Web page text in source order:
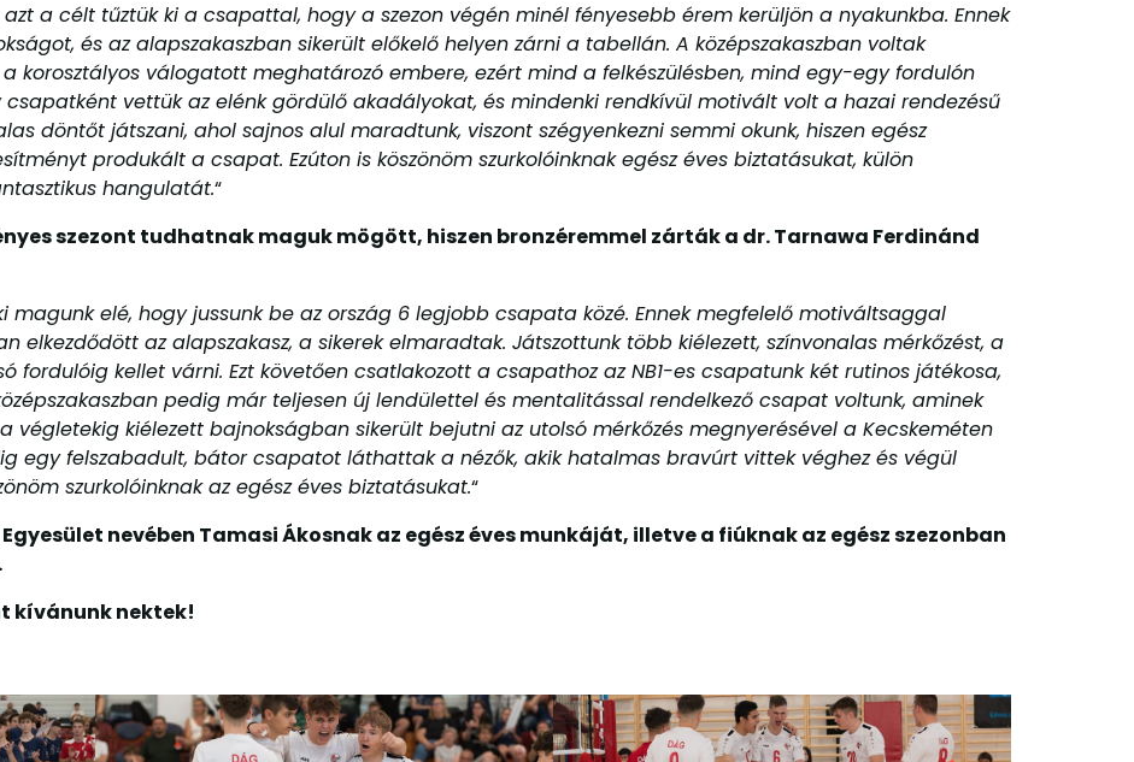
a célt tűztük ki a csapattal, hogy a szezon végén minél fényesebb érem kerüljön a nyakunkba. Ennek
és az alapszakaszban sikerült előkelő helyen zárni a tabellán. A középszakaszban voltak
korosztályos válogatott meghatározó embere, ezért mind a felkészülésben, mind egy-egy fordulón
csapatként vettük az elénk gördülő akadályokat, és mindenki rendkívül motivált volt a hazai rendezésű
döntőt játszani, ahol sajnos alul maradtunk, viszont szégyenkezni semmi okunk, hiszen egész
produkált a csapat. Ezúton is köszönöm szurkolóinknak egész éves biztatásukat, külön
hangulatát.“
szezont tudhatnak maguk mögött, hiszen bronzéremmel zárták a dr. Tarnawa Ferdinánd
magunk elé, hogy jussunk be az ország 6 legjobb csapata közé. Ennek megfelelő motiváltsaggal
elkezdődött az alapszakasz, a sikerek elmaradtak. Játszottunk több kiélezett, színvonalas mérkőzést, a
fordulóig kellet várni. Ezt követően csatlakozott a csapathoz az NB1-es csapatunk két rutinos játékosa,
pedig már teljesen új lendülettel és mentalitással rendelkező csapat voltunk, aminek
végletekig kiélezett bajnokságban sikerült bejutni az utolsó mérkőzés megnyerésével a Kecskeméten
egy felszabadult, bátor csapatot láthattak a nézők, akik hatalmas bravúrt vittek véghez és végül
szurkolóinknak az egész éves biztatásukat.“
nevében Tamasi Ákosnak az egész éves munkáját, illetve a fiúknak az egész szezonban
kívánunk nektek!